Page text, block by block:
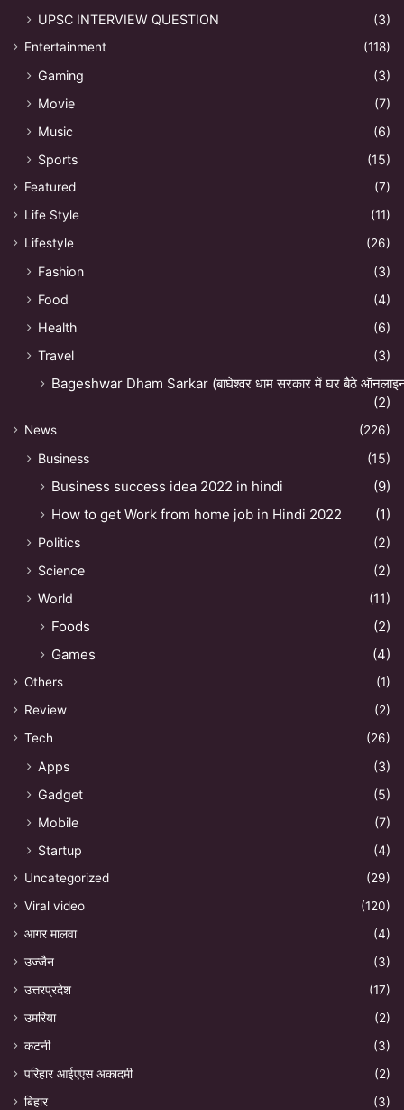
UPSC INTERVIEW QUESTION
(3)
Entertainment (118)
Gaming
(3)
Movie
(7)
Music
(6)
Sports
(15)
Featured
(7)
Life Style
(11)
Lifestyle
(26)
Fashion
(3)
Food
(4)
Health
(6)
Travel
(3)
Bageshwar Dham Sarkar (बाघेश्वर धाम सरकार में घर बैठे
(2)
News (226)
Business (15)
Business success idea 2022 in hindi
(9)
How to get Work from home job in Hindi 2022
(1)
Politics
(2)
Science
(2)
World
(11)
Foods
(2)
Games
(4)
Others
(1)
Review
(2)
Tech
(26)
Apps
(3)
Gadget
(5)
Mobile
(7)
Startup
(4)
Uncategorized
(29)
Viral video
(120)
आगर मालवा
(4)
उज्जैन
(3)
उत्तरप्रदेश
(17)
उमरिया
(2)
कटनी
(3)
परिहार आईएएस अकादमी
(2)
बिहार
(3)